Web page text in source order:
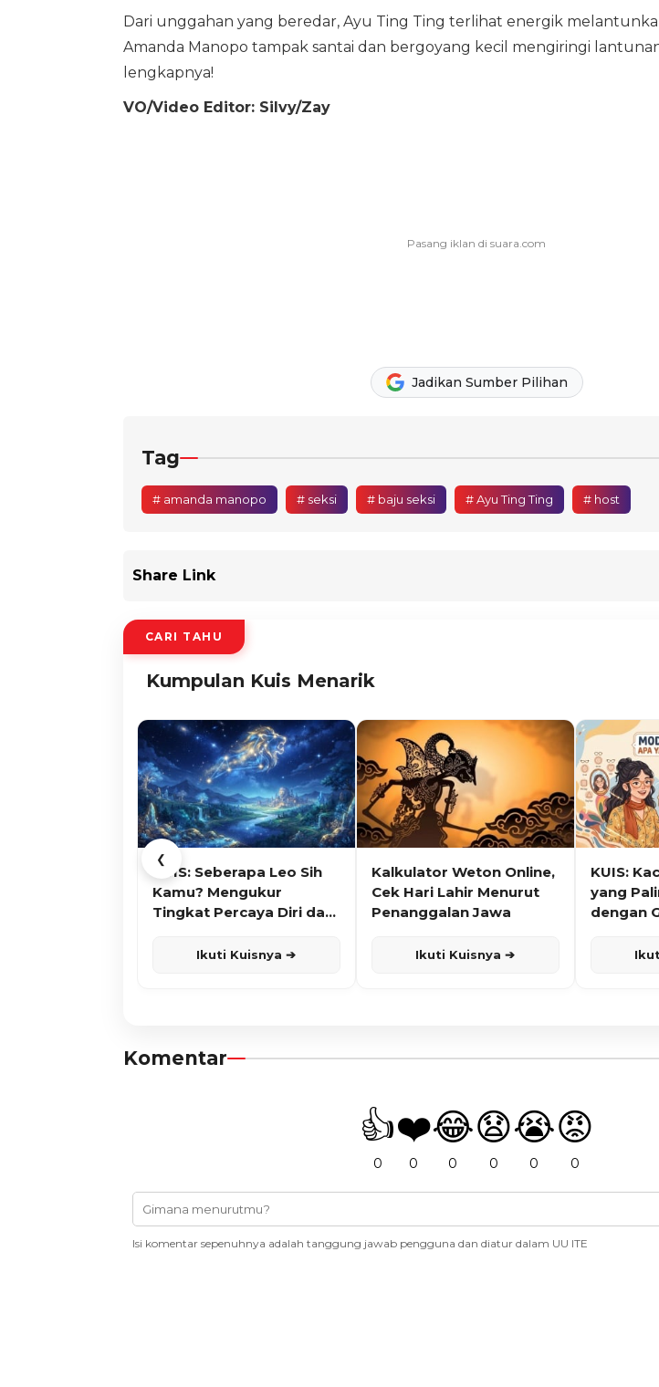
Dari unggahan yang beredar, Ayu Ting Ting terlihat energik
Amanda Manopo tampak santai dan bergoyang kecil mengiringi
lengkapnya!
VO/Video Editor: Silvy/Zay
Jadikan Sumber Pilihan
Tag
# amanda manopo # seksi # baju seksi # Ayu Ting Ting # host
Share Link
CARI TAHU
Kumpulan Kuis Menarik
❮
KUIS: Seberapa Leo Sih
Kamu? Mengukur
Tingkat Percaya Diri dan
Ikuti Kuisnya ➔
Kalkulator Weton Online,
Cek Hari Lahir Menurut
Penanggalan Jawa
Ikuti Kuisnya ➔
KUIS:
yang
dengan
Komentar
👍
0
❤️
0
😂
0
😧
0
😭
0
😡
0
Isi komentar sepenuhnya adalah tanggung jawab pengguna dan diatur dalam UU ITE